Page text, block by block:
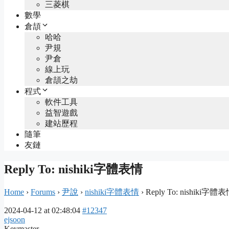
三菱棋
數學
倉頡
哈哈
尹規
尹倉
線上玩
倉頡之劫
程式
軟件工具
益智遊戲
建站歷程
隨筆
友鏈
Reply To: nishiki字體表情
Home › Forums › 尹說 › nishiki字體表情 › Reply To: nishiki字體表
2024-04-12 at 02:48:04 #12347
ejsoon